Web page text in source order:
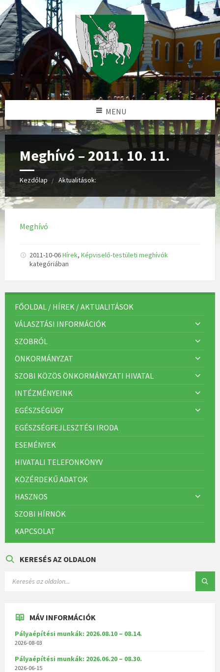
MENU
Meghívó – 2011. 10. 11.
Kezdőlap Aktualitások:
Meghívó
2011-10-06Hírek, Képviselő-testületi meghívók
kategóriában
FŐOLDAL / HÍREK / AKTUALITÁSOK
VÁLASZTÁSI INFORMÁCIÓK
SZOBRÓL
ÖNKORMÁNYZAT
SZOBI KÖZÖS ÖNKORMÁNYZATI HIVATAL
INTÉZMÉNYEINK
EGÉSZSÉGÜGY
EGÉSZSÉGFEJLESZTÉSI IRODA
ESEMÉNYEK
HIVATALI TELEFONKÖNYV
KÖZÉRDEKŰ ADATOK
HASZNOS
SZOBI HÍRNÖK
KAPCSOLAT
KERESÉS AZ OLDALON
MÁV INFORMÁCIÓK
Pályaépítési munkák: 2026.08.10 – 08.14.
2026-08-03
Pályaépítési munkák: 2026.06.20 – 08.30.
2026-06-15